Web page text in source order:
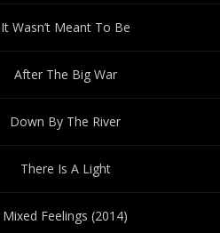
It Wasn’t Meant To Be
After The Big War
Down By The River
There Is A Light
Mixed Feelings (2014)